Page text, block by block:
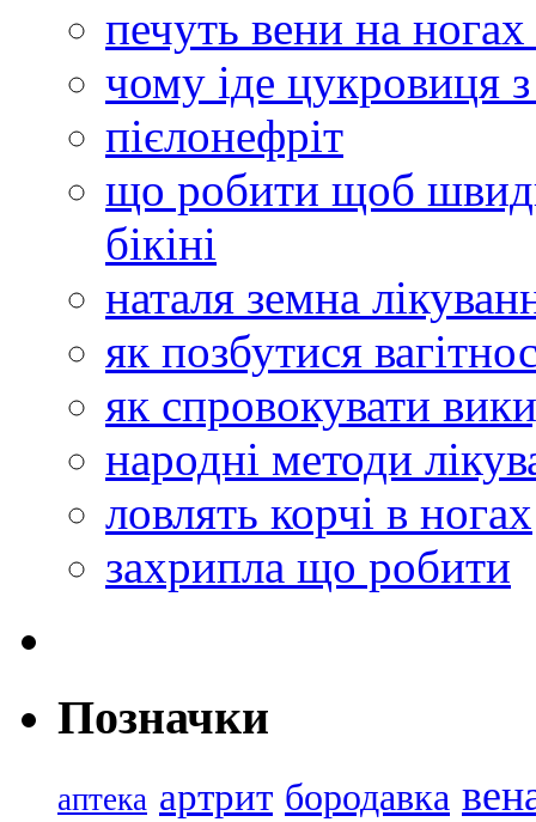
печуть вени на
чому іде цукровиця
пієлонефріт
що робити щоб
бікіні
наталя земна
як позбутися
як спровокувати
народні методи
ловлять корчі в ногах
захрипла що робити
Позначки
аптека артрит бородавка